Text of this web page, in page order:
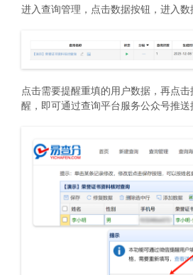
进入查询管理，点击数据按钮，进入数
点击需要提醒重填的用户数据，再点
醒，即可通过查询平台服务公众号推送